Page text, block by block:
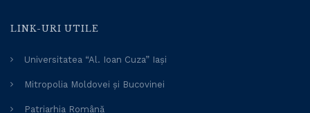
LINK-URI UTILE
Universitatea “Al. Ioan Cuza” Iași
Mitropolia Moldovei și Bucovinei
Patriarhia Română